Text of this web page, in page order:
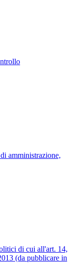
amministrazione,
di cui all'art. 14,
(da pubblicare in